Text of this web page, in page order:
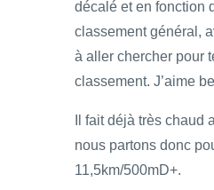
décalé et en fonction
classement général,
à aller chercher pour
classement. J’aime
Il fait déjà très
nous partons donc
11,5km/500mD+.